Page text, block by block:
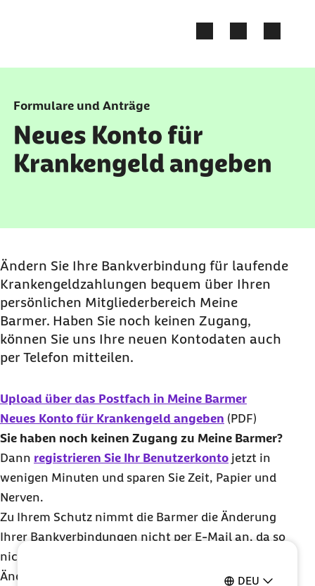
DEU
Formulare und Anträge
Neues Konto für
Krankengeld angeben
Ändern Sie Ihre Bankverbindung für laufende
Krankengeldzahlungen bequem über Ihren
persönlichen Mitgliederbereich Meine
Barmer. Haben Sie noch keinen Zugang,
können Sie uns Ihre neuen Kontodaten auch
per Telefon mitteilen.
Upload über das Postfach in Meine Barmer
Neues Konto für Krankengeld angeben (PDF)
Sie haben noch keinen Zugang zu Meine Barmer?
Dann registrieren Sie Ihr Benutzerkonto jetzt in
wenigen Minuten und sparen Sie Zeit, Papier und
Nerven.
Zu Ihrem Schutz nimmt die Barmer die Änderung
Ihrer Bankverbindungen nicht per E-Mail an, da so
nicht sicher festgestellt werden kann, dass die
Änderung von Ihnen kommt.